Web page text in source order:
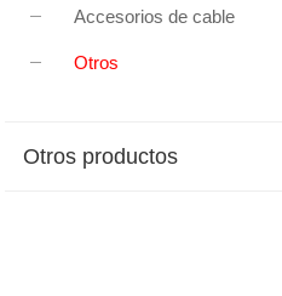
Accesorios de cable
Otros
Otros productos